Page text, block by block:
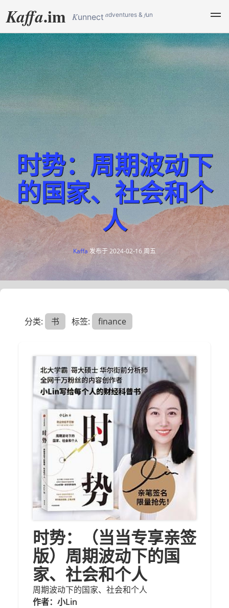
Kaffa.im Kunnect adventures & fun
时势：周期波动下
的国家、社会和个
人
Kaffa发布于2024-02-16 周五
分类: 书 标签: finance
时势：（当当专享亲签
版）周期波动下的国
家、社会和个人
周期波动下的国家、社会和个人
作者：小Lin